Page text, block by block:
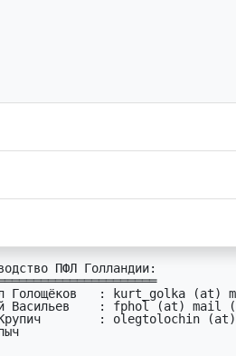
Васильев    : fphol (at) mail
Крупич        : olegtolochin